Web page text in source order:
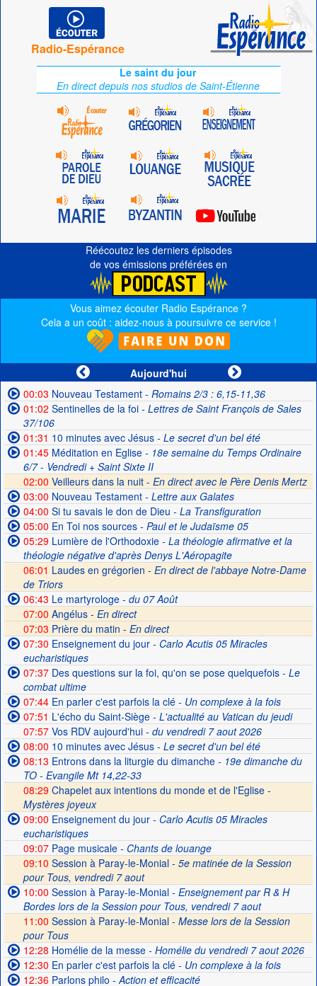
Radio-Espérance
Le saint du jour
En direct depuis nos studios de Saint-Étienne
Réécoutez les derniers épisodes
de vos émissions préférées en
Vous aimez écouter Radio Espérance ?
Cela a un coût : aidez-nous à poursuivre ce service !
Aujourd'hui
00:03 Nouveau Testament- Romains 2/3 : 6,15-11,36
01:02 Sentinelles de la foi- Lettres de Saint François de Sales
37/106
01:31 10 minutes avec Jésus- Le secret d'un bel été
01:45Méditation en Eglise- 18e semaine du Temps Ordinaire
6/7 - Vendredi + Saint Sixte II
02:00 Veilleurs dans la nuit - En direct avec le Père Denis Mertz
03:00 Nouveau Testament- Lettre aux Galates
04:00 Si tu savais le don de Dieu - La Transfiguration
05:00 En Toi nos sources- Paul et le Judaïsme 05
05:29Lumière de l'Orthodoxie- La théologie afirmative et la
théologie négative d'après Denys L'Aéropagite
06:01 Laudes en grégorien - En direct de l'abbaye Notre-Dame
de Triors
06:43 Le martyrologe- du 07 Août
07:00 Angélus - En direct
07:03 Prière du matin - En direct
07:30 Enseignement du jour- Carlo Acutis 05 Miracles
eucharistiques
07:37Des questions sur la foi, qu'on se pose quelquefois- Le
combat ultime
07:44En parler c'est parfois la clé- Un complexe à la fois
07:51 L'écho du Saint-Siège- L'actualité au Vatican du jeudi
07:57Vos RDV aujourd'hui- du vendredi 7 aout 2026
08:00 10 minutes avec Jésus- Le secret d'un bel été
08:13 Entrons dans la liturgie du dimanche- 19e dimanche du
TO - Evangile Mt 14,22-33
08:29 Chapelet aux intentions du monde et de l'Eglise -
Mystères joyeux
09:00 Enseignement du jour- Carlo Acutis 05 Miracles
eucharistiques
09:07Page musicale- Chants de louange
09:10 Session à Paray-le-Monial - 5e matinée de la Session
pour Tous, vendredi 7 aout
10:00 Session à Paray-le-Monial- Enseignement par R & H
Bordes lors de la Session pour Tous, vendredi 7 aout
11:00 Session à Paray-le-Monial - Messe lors de la Session
pour Tous
12:28 Homélie de la messe- Homélie du vendredi 7 aout 2026
12:30 En parler c'est parfois la clé- Un complexe à la fois
12:36Parlons philo - Action et efficacité